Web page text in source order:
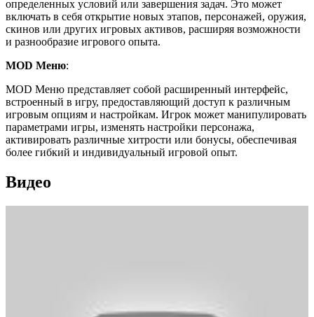
определенных условий или завершения задач. Это может
включать в себя открытие новых этапов, персонажей, оружия,
скинов или других игровых активов, расширяя возможности
и разнообразие игрового опыта.
MOD Меню:
MOD Меню представляет собой расширенный интерфейс,
встроенный в игру, предоставляющий доступ к различным
игровым опциям и настройкам. Игрок может манипулировать
параметрами игры, изменять настройки персонажа,
активировать различные хитрости или бонусы, обеспечивая
более гибкий и индивидуальный игровой опыт.
Видео